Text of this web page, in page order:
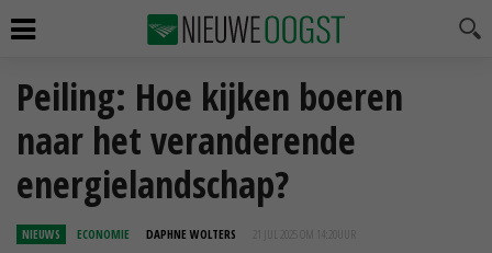
Peiling: Hoe kijken boeren
naar het veranderende
energielandschap?
NIEUWS ECONOMIE DAPHNE WOLTERS 21 JUL 2025 OM 14:20